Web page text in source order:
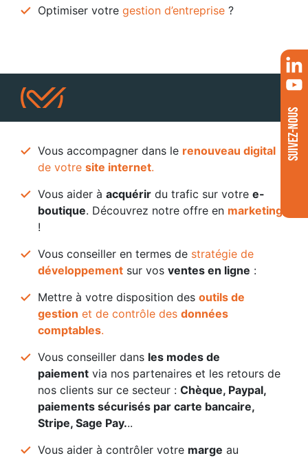
Optimiser votre gestion d’entreprise ?
Vous accompagner dans le renouveau digital
de votre site internet.
Vous aider à acquérir du trafic sur votre e-
boutique. Découvrez notre offre en marketing
!
Vous conseiller en termes de stratégie de
développement sur vos ventes en ligne :
Mettre à votre disposition des outils de
gestion et de contrôle des données
comptables.
Vous conseiller dans les modes de
paiement via nos partenaires et les retours de
nos clients sur ce secteur : Chèque, Paypal,
paiements sécurisés par carte bancaire,
Stripe, Sage Pay...
Vous aider à contrôler votre marge au
SUIVEZ-NOUS